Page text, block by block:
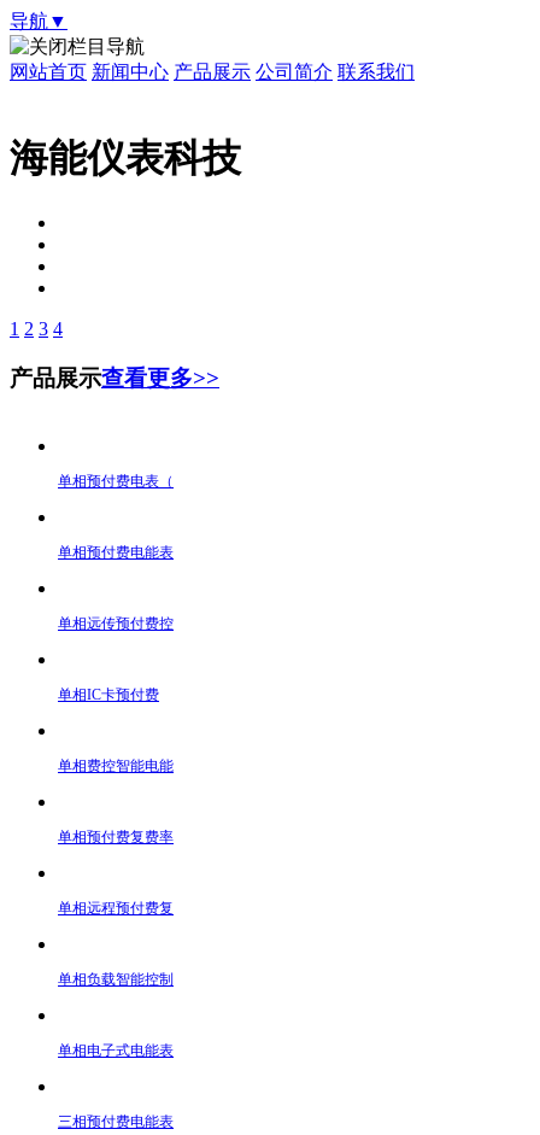
导航▼
栏目导航
网站首页 新闻中心 产品展示 公司简介 联系我们
海能仪表科技
1 2 3 4
产品展示查看更多>>
单相预付费电表（
单相预付费电能表
单相远传预付费控
单相IC卡预付费
单相费控智能电能
单相预付费复费率
单相远程预付费复
单相负载智能控制
单相电子式电能表
三相预付费电能表